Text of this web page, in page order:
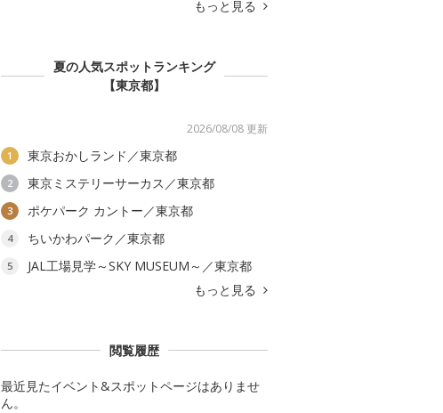
もっと見る
夏の人気スポットランキング
【東京都】
2026/08/08 更新
1 東京おかしランド／東京都
2 東京ミステリーサーカス／東京都
3 ポケパーク カントー／東京都
4 ちいかわパーク／東京都
5
JAL工場見学～SKY MUSEUM～／東京都
もっと見る
閲覧履歴
最近見たイベント&スポットページはありませ
ん。